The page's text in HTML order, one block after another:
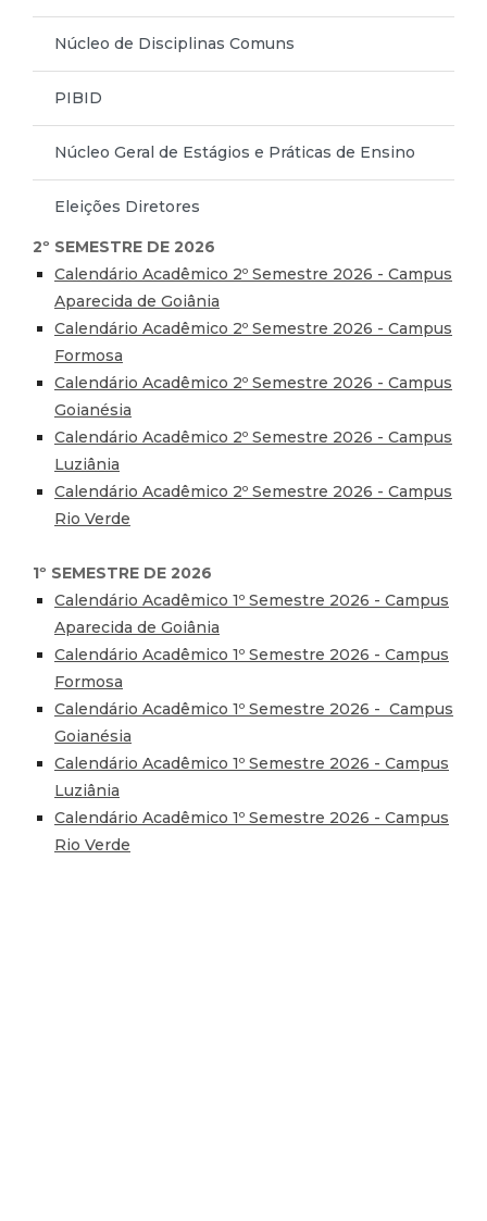
Núcleo de Disciplinas Comuns
PIBID
Núcleo Geral de Estágios e Práticas de Ensino
Eleições Diretores
2º SEMESTRE DE 2026
Calendário Acadêmico 2º Semestre 2026 - Campus
Aparecida de Goiânia
Calendário Acadêmico 2º Semestre 2026 - Campus
Formosa
Calendário Acadêmico 2º Semestre 2026 - Campus
Goianésia
Calendário Acadêmico 2º Semestre 2026 - Campus
Luziânia
Calendário Acadêmico 2º Semestre 2026 - Campus
Rio Verde
1º SEMESTRE DE 2026
Calendário Acadêmico 1º Semestre 2026 - Campus
Aparecida de Goiânia
Calendário Acadêmico 1º Semestre 2026 - Campus
Formosa
Calendário Acadêmico 1º Semestre 2026 - Campus
Goianésia
Calendário Acadêmico 1º Semestre 2026 - Campus
Luziânia
Calendário Acadêmico 1º Semestre 2026 - Campus
Rio Verde